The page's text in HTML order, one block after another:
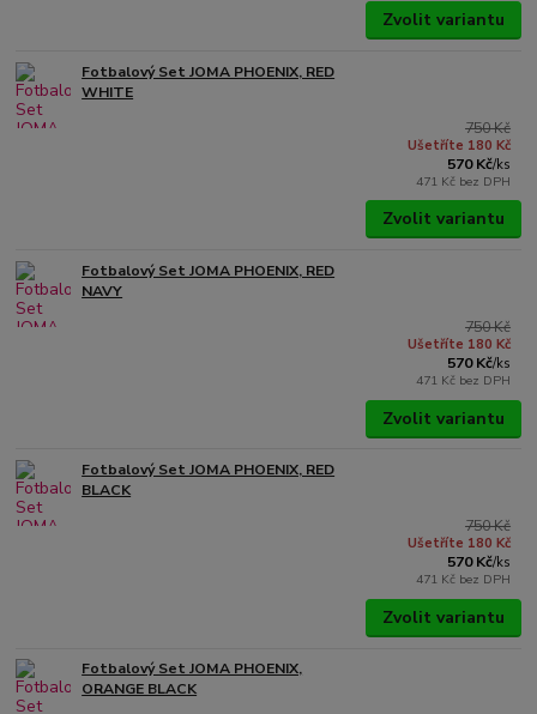
Zvolit variantu
Fotbalový Set JOMA PHOENIX, RED
WHITE
750 Kč
Ušetříte 180 Kč
570 Kč/ks
471 Kč bez DPH
Zvolit variantu
Fotbalový Set JOMA PHOENIX, RED
NAVY
750 Kč
Ušetříte 180 Kč
570 Kč/ks
471 Kč bez DPH
Zvolit variantu
Fotbalový Set JOMA PHOENIX, RED
BLACK
750 Kč
Ušetříte 180 Kč
570 Kč/ks
471 Kč bez DPH
Zvolit variantu
Fotbalový Set JOMA PHOENIX,
ORANGE BLACK